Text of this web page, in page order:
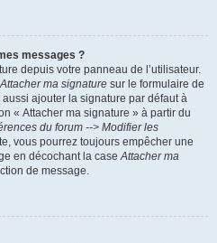
messages ?
depuis votre panneau de l’utilisateur.
Attacher ma signature sur le formulaire de
ajouter la signature par défaut à
« Attacher ma signature » à partir du
du forum --> Modifier les
vous pourrez toujours empêcher une
en décochant la caseAttacher ma
de message.